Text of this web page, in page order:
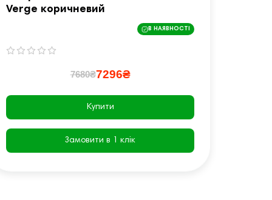
Verge коричневий
В НАЯВНОСТІ
7680₴7296₴
Купити
Замовити в 1 клік